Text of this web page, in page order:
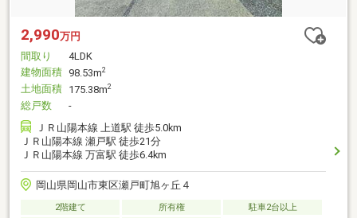
2,990万円
間取り
4LDK
建物面積 98.53m2
土地面積 175.38m2
総戸数
-
ＪＲ山陽本線 上道駅 徒歩5.0km
ＪＲ山陽本線 瀬戸駅 徒歩21分
ＪＲ山陽本線 万富駅 徒歩6.4km
岡山県岡山市東区瀬戸町旭ヶ丘４
2階建て 所有権 駐車2台以上